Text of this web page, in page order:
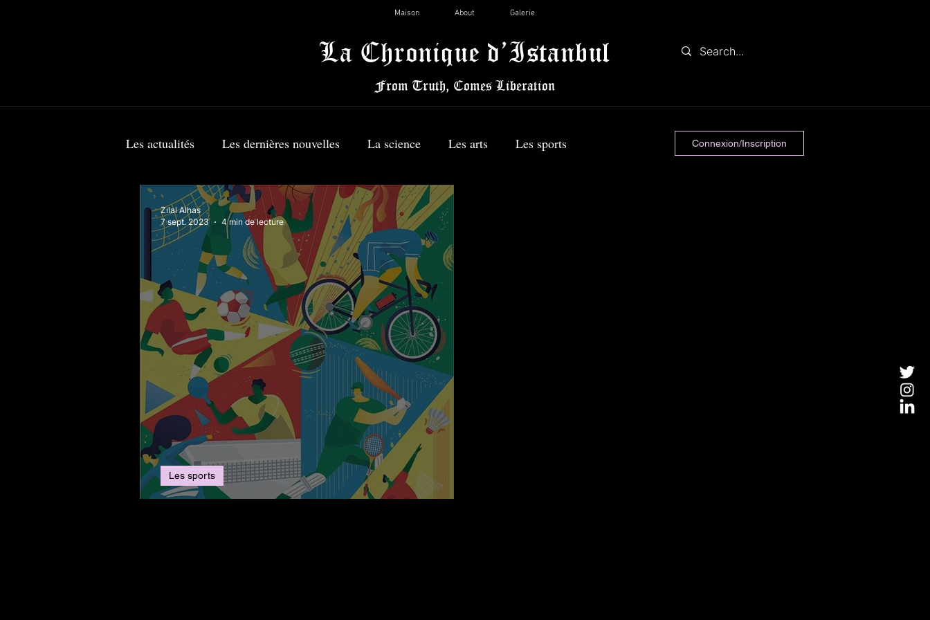
Maison About Galerie
La Chronique d’Istanbul
From Truth, Comes Liberation
Les actualités Les dernières nouvelles La science Les arts Les sports
L’entreprise & La finance La politique Le voyage
Connexion/Inscription
Victoires des athlètes turcs à l'été 2023
Les sports
Zılal Alhas
7 sept. 2023
4 min de lecture